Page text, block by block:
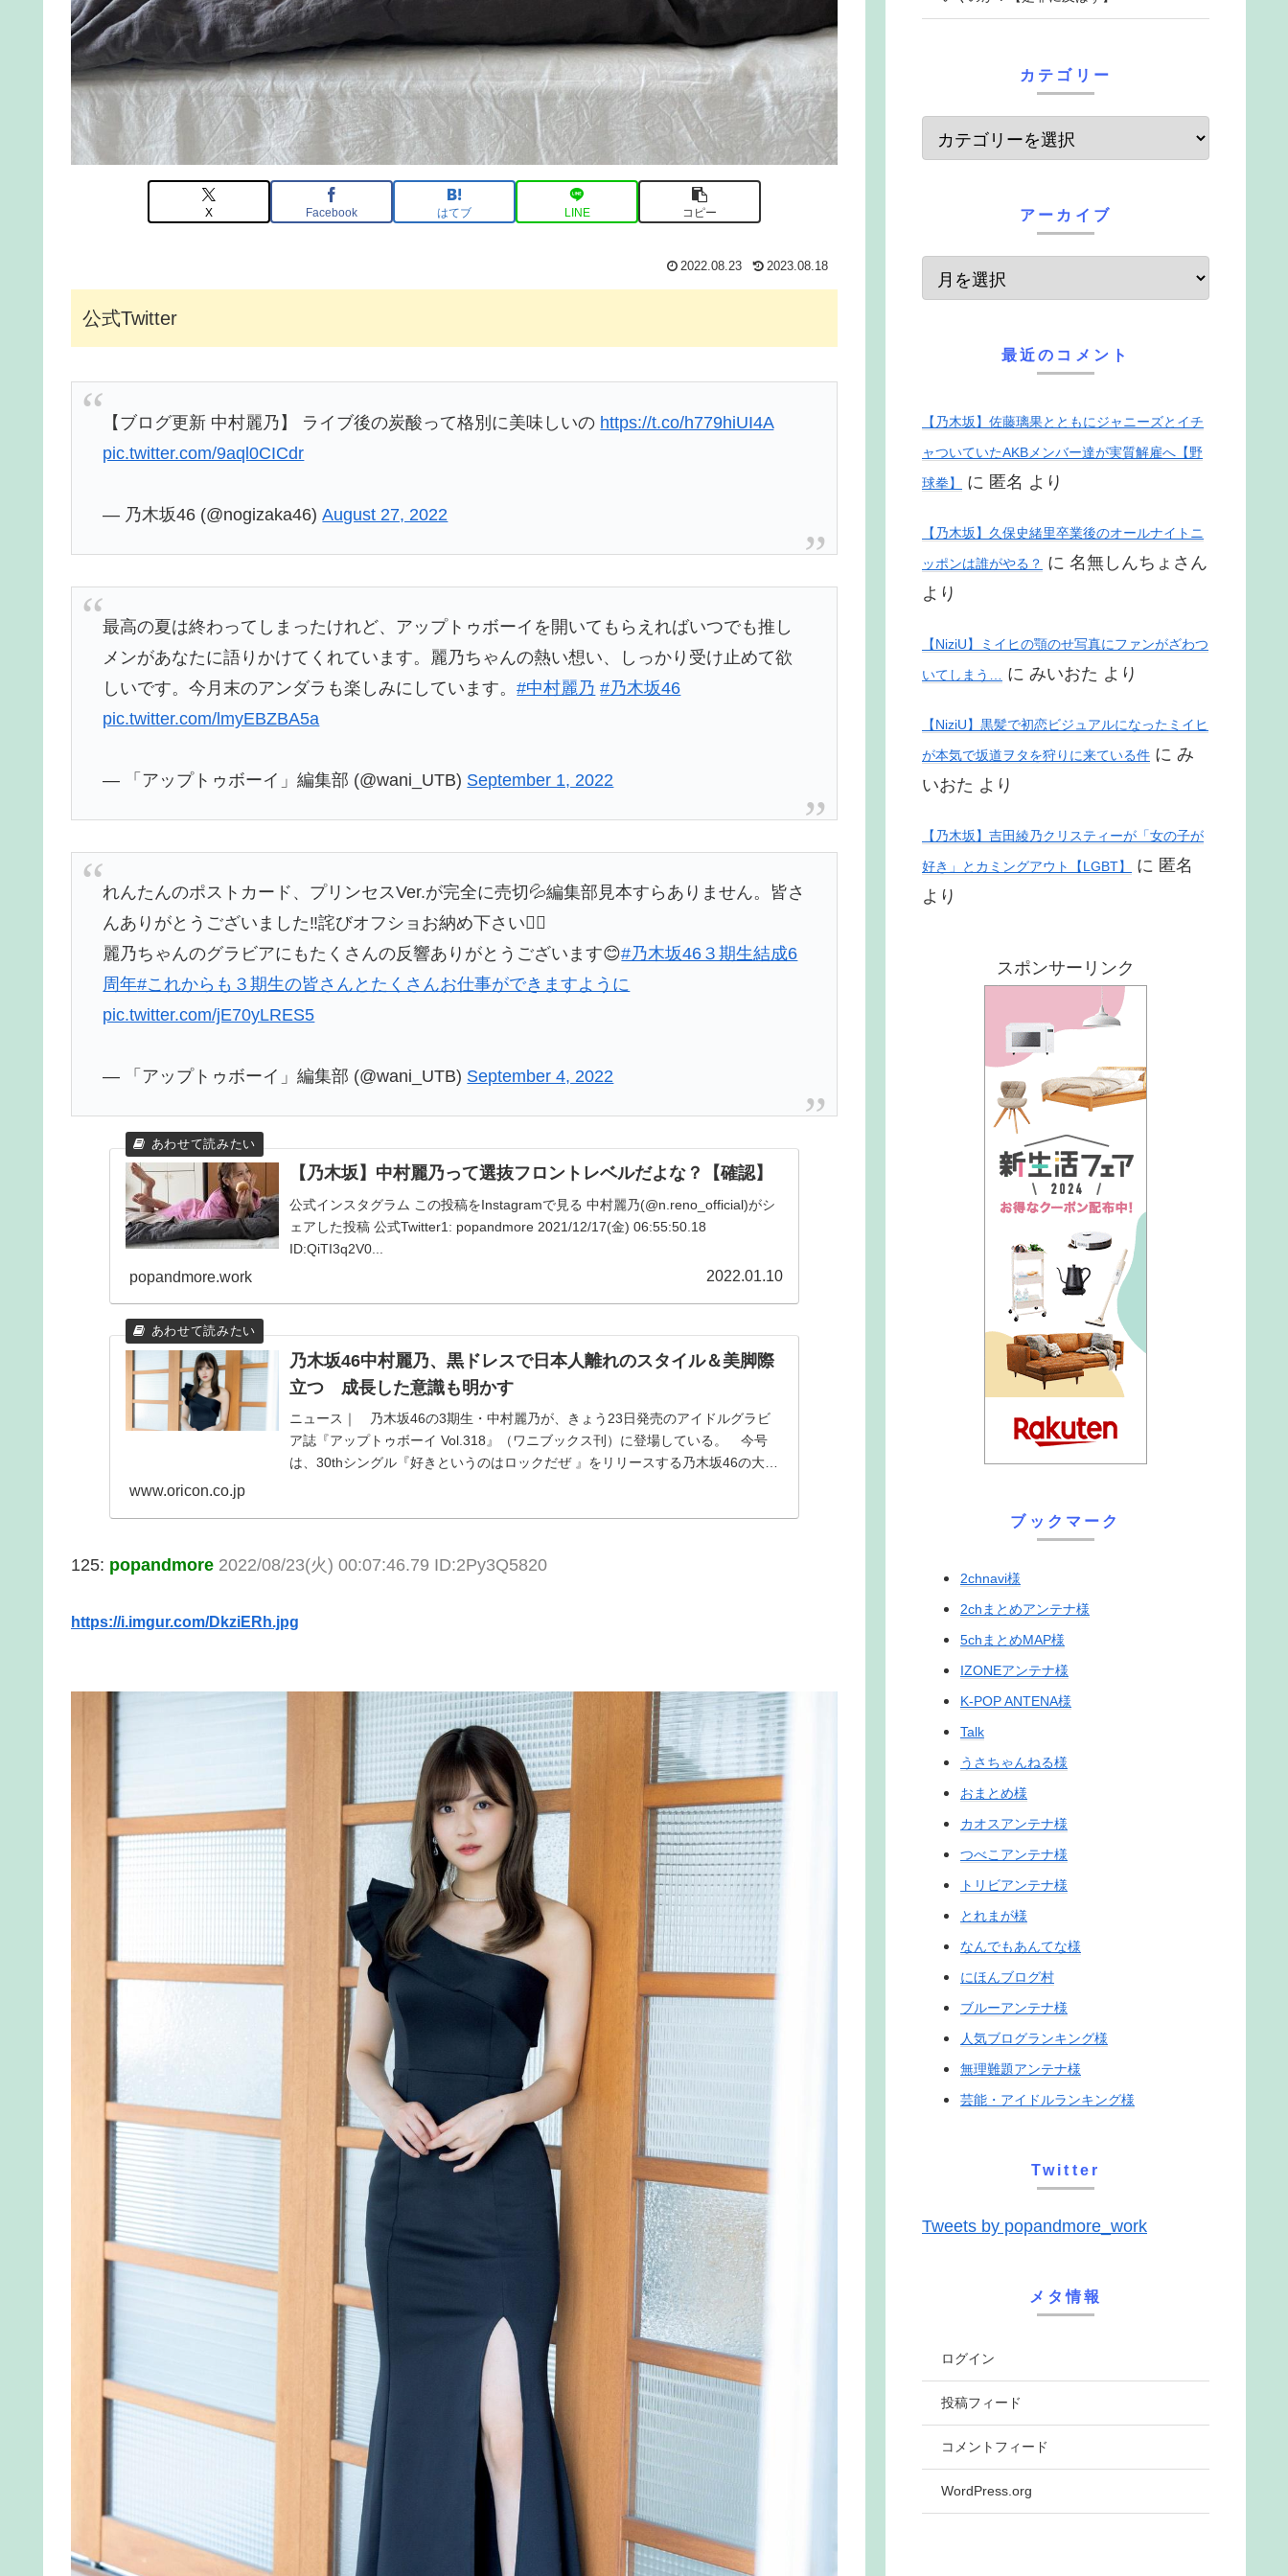
X Facebook はてブ LINE コピー
2022.08.23 2023.08.18
公式Twitter
【ブログ更新 中村麗乃】 ライブ後の炭酸って格別に美味しいの https://t.co/h779hiUI4A
pic.twitter.com/9aql0CICdr
— 乃木坂46 (@nogizaka46)August 27, 2022
最高の夏は終わってしまったけれど、アップトゥボーイを開いてもらえればいつでも推し
メンがあなたに語りかけてくれています。麗乃ちゃんの熱い想い、しっかり受け止めて欲
しいです。今月末のアンダラも楽しみにしています。#中村麗乃 #乃木坂46
pic.twitter.com/lmyEBZBA5a
— 「アップトゥボーイ」編集部 (@wani_UTB) September 1, 2022
れんたんのポストカード、プリンセスVer.が完全に売切💦編集部見本すらありません。皆さ
んありがとうございました‼️詫びオフショお納め下さい🙇‍♂️
麗乃ちゃんのグラビアにもたくさんの反響ありがとうございます😊#乃木坂46３期生結成6
周年#これからも３期生の皆さんとたくさんお仕事ができますように
pic.twitter.com/jE70yLRES5
— 「アップトゥボーイ」編集部 (@wani_UTB) September 4, 2022
【乃木坂】中村麗乃って選抜フロントレベルだよな？【確認】
公式インスタグラム この投稿をInstagramで見る 中村麗乃(@n.reno_official)がシ
ェアした投稿 公式Twitter1: popandmore 2021/12/17(金) 06:55:50.18
ID:QiTI3q2V0...
popandmore.work 2022.01.10
乃木坂46中村麗乃、黒ドレスで日本人離れのスタイル＆美脚際
立つ 成長した意識も明かす
ニュース｜ 乃木坂46の3期生・中村麗乃が、きょう23日発売のアイドルグラビ
ア誌『アップトゥボーイ Vol.318』（ワニブックス刊）に登場している。 今号
は、30thシングル『好きというのはロックだぜ 』をリリースする乃木坂46の大特
www.oricon.co.jp
125: popandmore 2022/08/23(火) 00:07:46.79 ID:2Py3Q5820
https://i.imgur.com/DkziERh.jpg
カテゴリー
アーカイブ
最近のコメント
【乃木坂】佐藤璃果とともにジャニーズとイチ
ャついていたAKBメンバー達が実質解雇へ【野
球拳】
に 匿名 より
【乃木坂】久保史緒里卒業後のオールナイトニ
ッポンは誰がやる？ に 名無しんちょさん
より
【NiziU】ミイヒの顎のせ写真にファンがざわつ
いてしまう… に みいおた より
【NiziU】黒髪で初恋ビジュアルになったミイヒ
が本気で坂道ヲタを狩りに来ている件 に み
いおた より
【乃木坂】吉田綾乃クリスティーが「女の子が
好き」とカミングアウト【LGBT】
に 匿名
より
スポンサーリンク
ブックマーク
2chnavi様
2chまとめアンテナ様
5chまとめMAP様
IZONEアンテナ様
K-POP ANTENA様
Talk
うさちゃんねる様
おまとめ様
カオスアンテナ様
つべこアンテナ様
トリビアンテナ様
とれまが様
なんでもあんてな様
にほんブログ村
ブルーアンテナ様
人気ブログランキング様
無理難題アンテナ様
芸能・アイドルランキング様
Twitter
Tweets by popandmore_work
メタ情報
ログイン
投稿フィード
コメントフィード
WordPress.org